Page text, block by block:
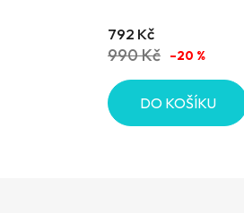
792 Kč
990 Kč –20 %
DO KOŠÍKU